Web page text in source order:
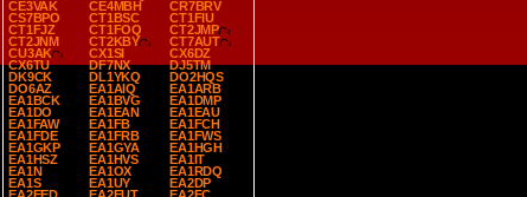
CE3VAK
CE4MBH
CR7BRV
CS7BPO
CT1BSC
CT1FIU
CT1FJZ
CT1FOQ
CT2JMP
CT2JNM
CT2KBY
CT7AUT
CU3AK
CX1SI
CX6DZ
CX6TU
DF7NX
DJ5TM
DK9CK
DL1YKQ
DO2HQS
DO6AZ
EA1AIQ
EA1ARB
EA1BCK
EA1BVG
EA1DMP
EA1DO
EA1EAN
EA1EAU
EA1FAW
EA1FB
EA1FCH
EA1FDE
EA1FRB
EA1FWS
EA1GKP
EA1GYA
EA1HGH
EA1HSZ
EA1HVS
EA1IT
EA1N
EA1OX
EA1RDQ
EA1S
EA1UY
EA2DP